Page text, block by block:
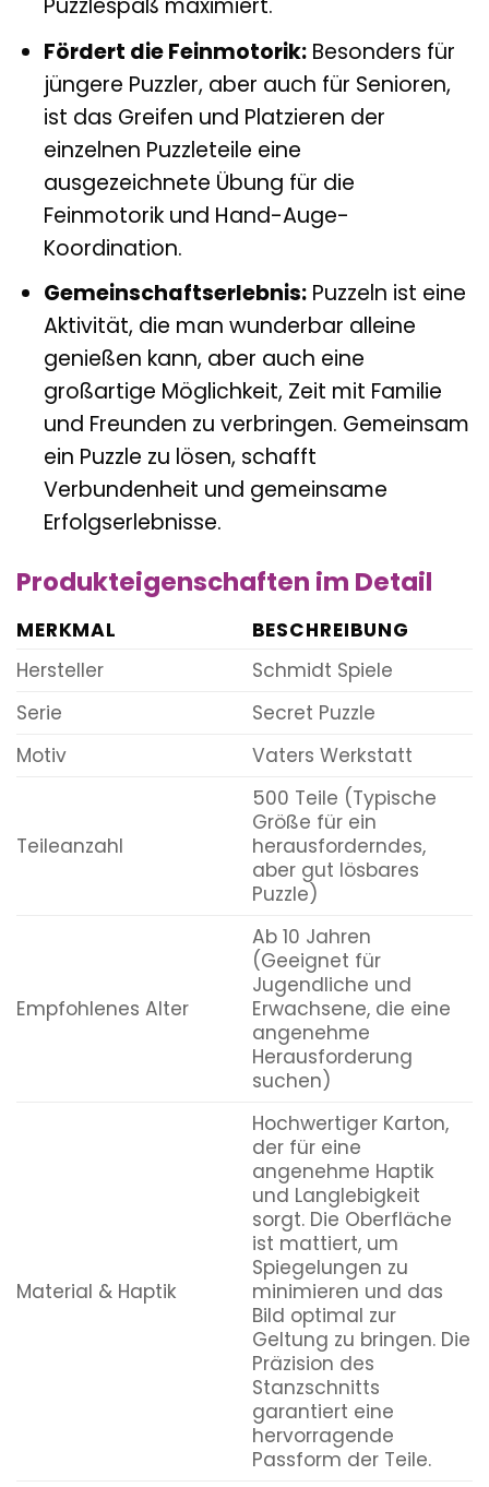
Puzzlespaß maximiert.
Fördert die Feinmotorik:Besonders für
jüngere Puzzler, aber auch für Senioren,
ist das Greifen und Platzieren der
einzelnen Puzzleteile eine
ausgezeichnete Übung für die
Feinmotorik und Hand-Auge-
Koordination.
Gemeinschaftserlebnis:Puzzeln ist eine
Aktivität, die man wunderbar alleine
genießen kann, aber auch eine
großartige Möglichkeit, Zeit mit Familie
und Freunden zu verbringen. Gemeinsam
ein Puzzle zu lösen, schafft
Verbundenheit und gemeinsame
Erfolgserlebnisse.
Produkteigenschaften im Detail
MERKMAL
BESCHREIBUNG
Hersteller
Schmidt Spiele
Serie
Secret Puzzle
Motiv
Vaters Werkstatt
Teileanzahl
500 Teile (Typische
Größe für ein
herausforderndes,
aber gut lösbares
Puzzle)
Empfohlenes Alter
Ab 10 Jahren
(Geeignet für
Jugendliche und
Erwachsene, die eine
angenehme
Herausforderung
suchen)
Material & Haptik
Hochwertiger Karton,
der für eine
angenehme Haptik
und Langlebigkeit
sorgt. Die Oberfläche
ist mattiert, um
Spiegelungen zu
minimieren und das
Bild optimal zur
Geltung zu bringen. Die
Präzision des
Stanzschnitts
garantiert eine
hervorragende
Passform der Teile.